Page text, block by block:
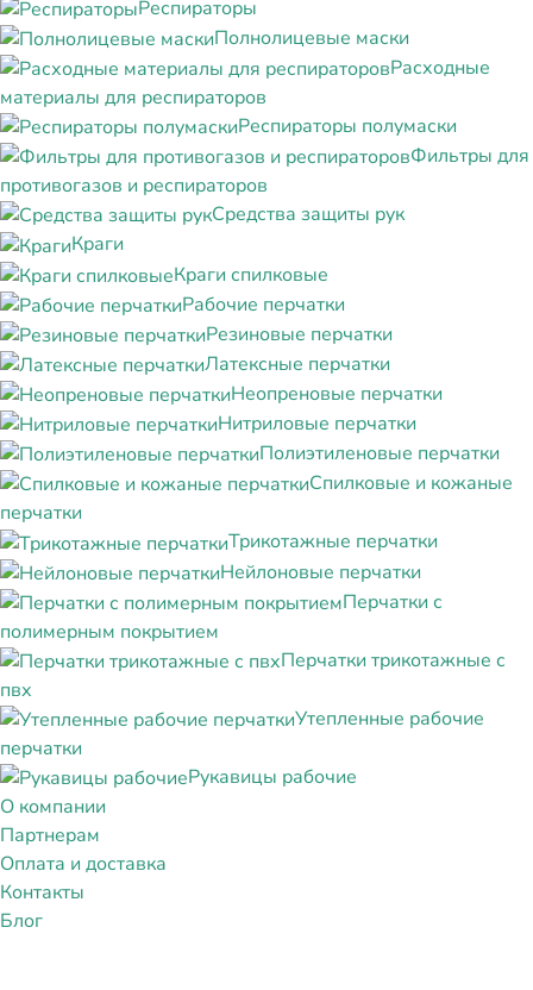
Респираторы
Полнолицевые маски
Расходные
материалы для респираторов
Респираторы полумаски
Фильтры для
противогазов и респираторов
Средства защиты рук
Краги
Краги спилковые
Рабочие перчатки
Резиновые перчатки
Латексные перчатки
Неопреновые перчатки
Нитриловые перчатки
Полиэтиленовые перчатки
Спилковые и кожаные
перчатки
Трикотажные перчатки
Нейлоновые перчатки
Перчатки с
полимерным покрытием
Перчатки трикотажные с
пвх
Утепленные рабочие
перчатки
Рукавицы рабочие
О компании
Партнерам
Оплата и доставка
Контакты
Блог